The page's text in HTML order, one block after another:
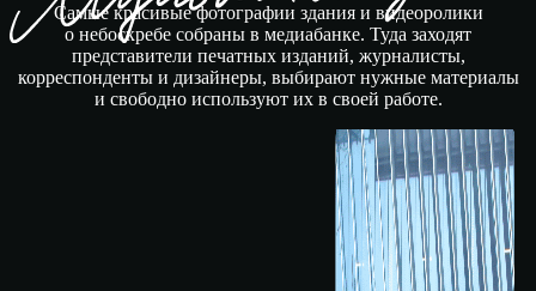
Самые красивые фотографии здания и видеоролики
о небоскребе собраны в медиабанке. Туда заходят
представители печатных изданий, журналисты,
корреспонденты и дизайнеры, выбирают нужные материалы
и свободно используют их в своей работе.